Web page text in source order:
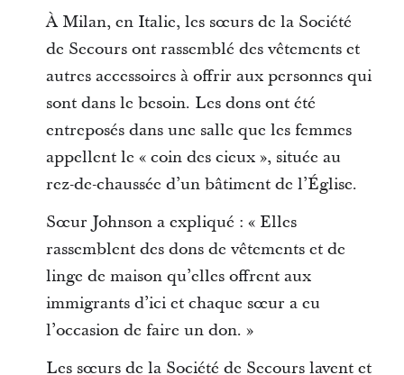
À Milan, en Italie, les sœurs de la Société
de Secours ont rassemblé des vêtements et
autres accessoires à offrir aux personnes qui
sont dans le besoin. Les dons ont été
entreposés dans une salle que les femmes
appellent le « coin des cieux », située au
rez-de-chaussée d’un bâtiment de l’Église.
Sœur Johnson a expliqué : « Elles
rassemblent des dons de vêtements et de
linge de maison qu’elles offrent aux
immigrants d’ici et chaque sœur a eu
l’occasion de faire un don. »
Les sœurs de la Société de Secours lavent et